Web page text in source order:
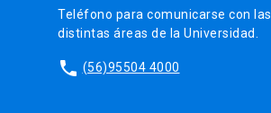
Teléfono para comunicarse con las
distintas áreas de la Universidad.
phone (56)95504 4000